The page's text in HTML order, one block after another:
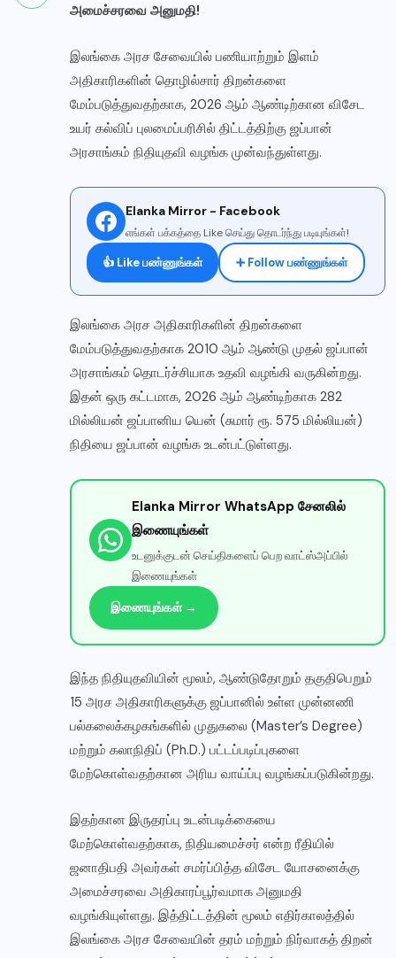
அமைச்சரவை அனுமதி!
இலங்கை அரச சேவையில் பணியாற்றும் இளம்
அதிகாரிகளின் தொழில்சார் திறன்களை
மேம்படுத்துவதற்காக, 2026 ஆம் ஆண்டிற்கான விசேட
உயர் கல்விப் புலமைப்பரிசில் திட்டத்திற்கு ஜப்பான்
அரசாங்கம் நிதியுதவி வழங்க முன்வந்துள்ளது.
Elanka Mirror - Facebook
எங்கள் பக்கத்தை Like செய்து தொடர்ந்து படியுங்கள்!
👍 Like பண்ணுங்கள் ➕ Follow பண்ணுங்கள்
இலங்கை அரச அதிகாரிகளின் திறன்களை
மேம்படுத்துவதற்காக 2010 ஆம் ஆண்டு முதல் ஜப்பான்
அரசாங்கம் தொடர்ச்சியாக உதவி வழங்கி வருகின்றது.
இதன் ஒரு கட்டமாக, 2026 ஆம் ஆண்டிற்காக 282
மில்லியன் ஜப்பானிய யென் (சுமார் ரூ. 575 மில்லியன்)
நிதியை ஜப்பான் வழங்க உடன்பட்டுள்ளது.
Elanka Mirror WhatsApp சேனலில்
இணையுங்கள்
உடனுக்குடன் செய்திகளைப் பெற வாட்ஸ்அப்பில்
இணையுங்கள்
இணையுங்கள் →
இந்த நிதியுதவியின் மூலம், ஆண்டுதோறும் தகுதிபெறும்
15 அரச அதிகாரிகளுக்கு ஜப்பானில் உள்ள முன்னணி
பல்கலைக்கழகங்களில் முதுகலை (Master’s Degree)
மற்றும் கலாநிதிப் (Ph.D.) பட்டப்படிப்புகளை
மேற்கொள்வதற்கான அரிய வாய்ப்பு வழங்கப்படுகின்றது.
இதற்கான இருதரப்பு உடன்படிக்கையை
மேற்கொள்வதற்காக, நிதியமைச்சர் என்ற ரீதியில்
ஜனாதிபதி அவர்கள் சமர்ப்பித்த விசேட யோசனைக்கு
அமைச்சரவை அதிகாரப்பூர்வமாக அனுமதி
வழங்கியுள்ளது. இத்திட்டத்தின் மூலம் எதிர்காலத்தில்
இலங்கை அரச சேவையின் தரம் மற்றும் நிர்வாகத் திறன்
✕